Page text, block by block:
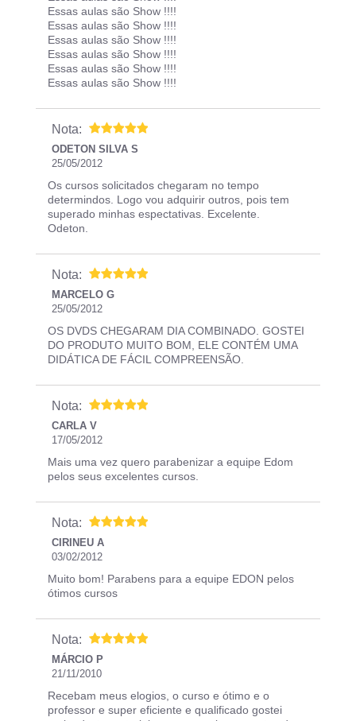
Essas aulas são Show !!!!
Essas aulas são Show !!!!
Essas aulas são Show !!!!
Essas aulas são Show !!!!
Essas aulas são Show !!!!
Essas aulas são Show !!!!
Nota:
ODETON SILVA S
25/05/2012
Os cursos solicitados chegaram no tempo
determindos. Logo vou adquirir outros, pois tem
superado minhas espectativas. Excelente.
Odeton.
Nota:
MARCELO G
25/05/2012
OS DVDS CHEGARAM DIA COMBINADO. GOSTEI
DO PRODUTO MUITO BOM, ELE CONTÉM UMA
DIDÁTICA DE FÁCIL COMPREENSÃO.
Nota:
CARLA V
17/05/2012
Mais uma vez quero parabenizar a equipe Edom
pelos seus excelentes cursos.
Nota:
CIRINEU A
03/02/2012
Muito bom! Parabens para a equipe EDON pelos
ótimos cursos
Nota:
MÁRCIO P
21/11/2010
Recebam meus elogios, o curso e ótimo e o
professor e super eficiente e qualificado gostei